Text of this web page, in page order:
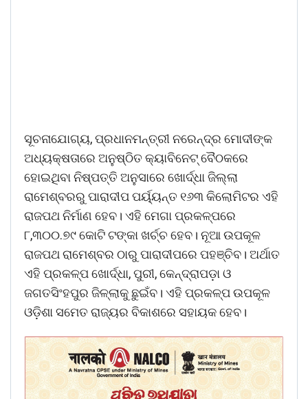
ସୂଚନାଯୋଗ୍ୟ, ପ୍ରଧାନମନ୍ତ୍ରୀ ନରେନ୍ଦ୍ର ମୋଦୀଙ୍କ
ଅଧ୍ୟକ୍ଷତାରେ ଅନୁଷ୍ଠିତ କ୍ୟାବିନେଟ୍‌ ବୈଠକରେ
ହୋଇଥିବା ନିଷ୍ପତ୍ତି ଅନୁସାରେ ଖୋର୍ଦ୍ଧା ଜିଲ୍ଲା
ରାମେଶ୍ବରରୁ ପାରାଦୀପ ପର୍ୟ୍ୟନ୍ତ ୧୬୩ କିଲୋମିଟର ଏହି
ରାଜପଥ ନିର୍ମାଣ ହେବ। ଏହି ମେଗା ପ୍ରକଳ୍ପରେ
୮,୩୦୦.୭୯ କୋଟି ଟଙ୍କା ଖର୍ଚ୍ଚ ହେବ। ନୂଆ ଉପକୂଳ
ରାଜପଥ ରାମେଶ୍ବର ଠାରୁ ପାରାଦୀପରେ ପହଞ୍ଚିବ। ଅର୍ଥାତ
ଏହି ପ୍ରକଳ୍ପ ଖୋର୍ଦ୍ଧା, ପୁରୀ, କେନ୍ଦ୍ରାପଡ଼ା ଓ
ଜଗତସିଂହପୁର ଜିଳ୍ଲାକୁ ଛୁଇଁବ। ଏହି ପ୍ରକଳ୍ପ ଉପକୂଳ
ଓଡ଼ିଶା ସମେତ ରାଜ୍ୟର ବିକାଶରେ ସହାୟକ ହେବ।